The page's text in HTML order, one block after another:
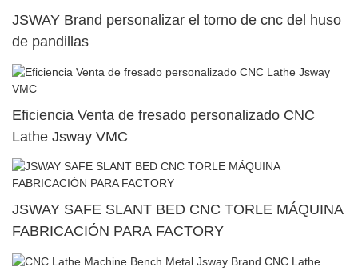
JSWAY Brand personalizar el torno de cnc del huso
de pandillas
Eficiencia Venta de fresado personalizado CNC
Lathe Jsway VMC
JSWAY SAFE SLANT BED CNC TORLE MÁQUINA
FABRICACIÓN PARA FACTORY